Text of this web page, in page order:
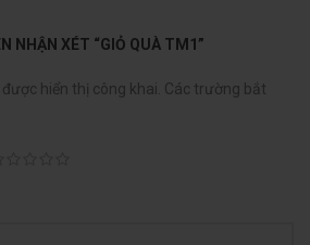
NHẬN XÉT “GIỎ QUÀ TM1”
hiển thị công khai. Các trường bắt